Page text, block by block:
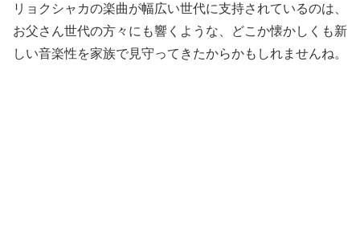
リョクシャカの楽曲が幅広い世代に支持されているのは、
お父さん世代の方々にも響くような、どこか懐かしくも新
しい音楽性を家族で見守ってきたからかもしれませんね。